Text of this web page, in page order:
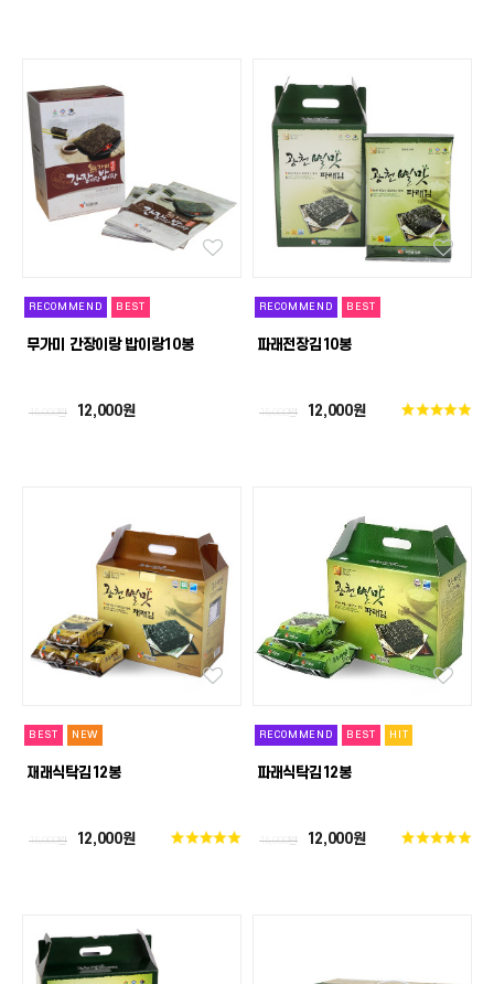
RECOMMEND BEST
무가미 간장이랑 밥이랑10봉
15,000원 12,000원
RECOMMEND BEST
파래전장김10봉
15,000원 12,000원
BEST NEW
재래식탁김12봉
15,000원 12,000원
RECOMMEND BEST HIT
파래식탁김12봉
15,000원 12,000원